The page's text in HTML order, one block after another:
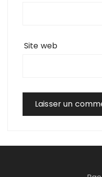
Site web